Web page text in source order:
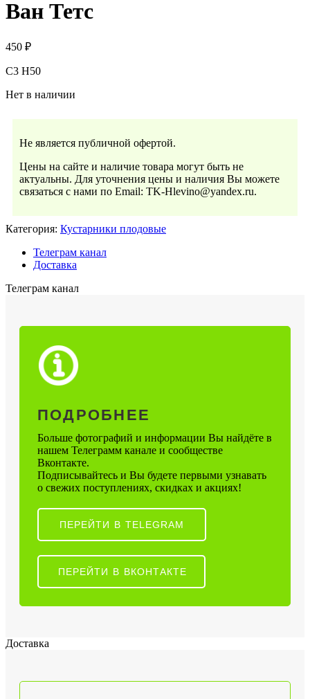
Ван Тетс
450 ₽
С3 Н50
Нет в наличии
Не является публичной офертой.
Цены на сайте и наличие товара могут быть не
актуальны. Для уточнения цены и наличия Вы можете
связаться с нами по Email: TK-Hlevino@yandex.ru.
Категория: Кустарники плодовые
Телеграм канал
Доставка
Телеграм канал
ПОДРОБНЕЕ
Больше фотографий и информации Вы найдёте в
нашем Телеграмм канале и сообществе
Вконтакте.
Подписывайтесь и Вы будете первыми узнавать
о свежих поступлениях, скидках и акциях!
ПЕРЕЙТИ В TELEGRAM
ПЕРЕЙТИ В ВКОНТАКТЕ
Доставка